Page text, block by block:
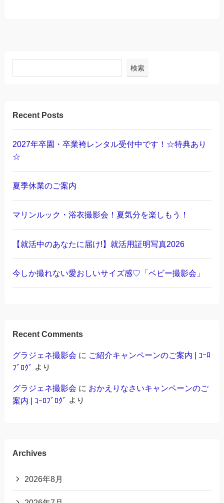
検索
Recent Posts
2027年卒園・卒業袴レンタル受付中です！☆特典あり
☆
夏季休業のご案内
マリンルック・浴衣撮影会！夏気分を楽しもう！
【就活中のあなたに届け!】就活用証明写真2026
今しか撮れない愛おしいサイズ感♡「ベビー撮影会」
Recent Comments
グラジェネ撮影会 に ご紹介キャンペーンのご案内 | ｺｰﾛ
ﾌﾞﾛｸﾞ より
グラジェネ撮影会 に おかえりなさいキャンペーンのご
案内 | ｺｰﾛﾌﾞﾛｸﾞ より
Archives
2026年8月